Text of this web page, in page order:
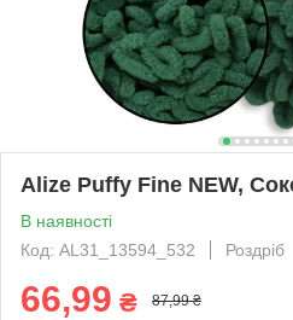
Alize Puffy Fine NEW,
В наявності
Код: AL31_13594_532
Роздріб
66,99 ₴ 87,99 ₴